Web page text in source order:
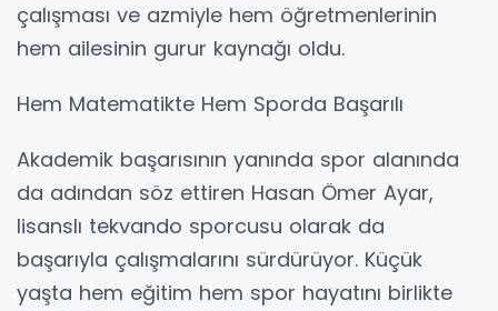
çalışması ve azmiyle hem öğretmenlerinin
hem ailesinin gurur kaynağı oldu.
Hem Matematikte Hem Sporda Başarılı
Akademik başarısının yanında spor alanında
da adından söz ettiren Hasan Ömer Ayar,
lisanslı tekvando sporcusu olarak da
başarıyla çalışmalarını sürdürüyor. Küçük
yaşta hem eğitim hem spor hayatını birlikte